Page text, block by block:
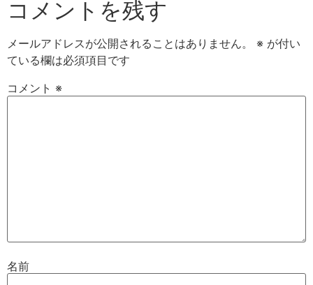
コメントを残す
メールアドレスが公開されることはありません。 ※ が付い
ている欄は必須項目です
コメント ※
名前